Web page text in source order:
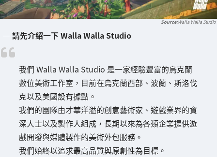
Walla Walla Studio
― 請先介紹一下 Walla Walla Studio
我們 Walla Walla Studio 是一家經驗豐富的烏克蘭
數位美術工作室，目前在烏克蘭西部、波蘭、斯洛伐
克以及美國設有據點。
我們的團隊由才華洋溢的創意藝術家、遊戲業界的資
深人士以及製作人組成，長期以來為各類企業提供遊
戲開發與媒體製作的美術外包服務。
我們始終以追求最高品質與原創性為目標。